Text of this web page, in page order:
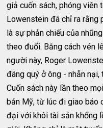
giả cuốn sách, phóng viên
Lowenstein đã chỉ ra
là sự phản chiếu của
theo đuổi. Bằng cách vén
người này, Roger
đáng quý ở ông - nhẫn nại,
Cuốn sách này lần theo
bản Mỹ, từ lúc đi giao báo
đại với khôi tài sản khổng